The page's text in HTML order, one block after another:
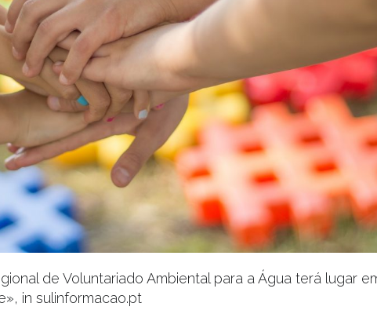
de Voluntariado Ambiental para a Água terá lugar
in sulinformacao.pt